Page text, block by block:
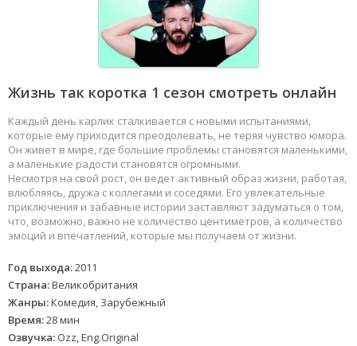
Жизнь так коротка 1 сезон смотреть онлайн
Каждый день карлик сталкивается с новыми испытаниями,
которые ему приходится преодолевать, не теряя чувство юмора.
Он живет в мире, где большие проблемы становятся маленькими,
а маленькие радости становятся огромными.
Несмотря на свой рост, он ведет активный образ жизни, работая,
влюбляясь, дружа с коллегами и соседями. Его увлекательные
приключения и забавные истории заставляют задуматься о том,
что, возможно, важно не количество центиметров, а количество
эмоций и впечатлений, которые мы получаем от жизни.
Год выхода:2011
Страна:Великобритания
Жанры:Комедия, Зарубежный
Время:28 мин
Озвучка: Ozz, Eng.Original